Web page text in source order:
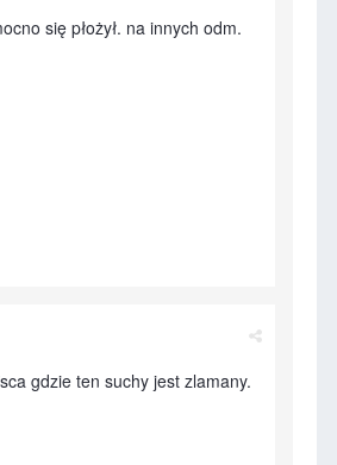
się płożył. na innych odm.
gdzie ten suchy jest zlamany.